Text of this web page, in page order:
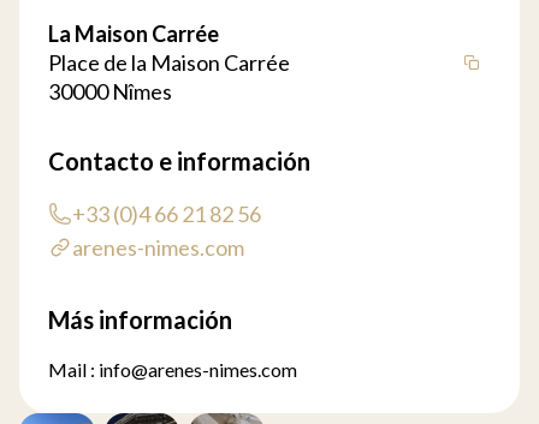
La Maison Carrée
Place de la Maison Carrée
30000 Nîmes
Contacto e información
+33 (0)4 66 21 82 56
arenes-nimes.com
Más información
Mail : info@arenes-nimes.com